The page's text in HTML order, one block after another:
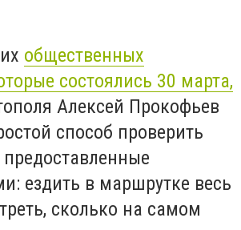
общественных
состоялись 30 марта,
Алексей Прокофьев
способ проверить
ездить в маршрутке весь
сколько на самом